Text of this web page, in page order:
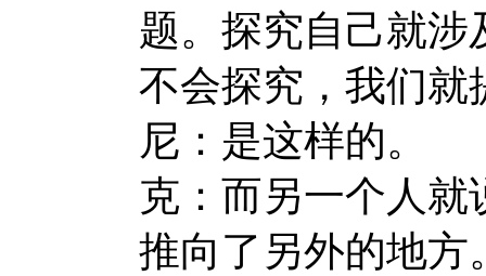
题。探究自己就
不会探究，我们就
尼：是这样的。
克：而另一个人就
推向了另外的地方